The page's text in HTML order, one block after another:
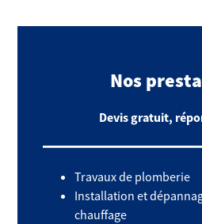
Nos
Devis gratuit,
Travaux de plomberie
Installation et
chauffage